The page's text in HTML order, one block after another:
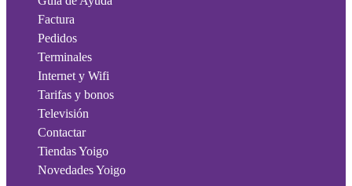
Factura
Pedidos
Terminales
Internet y Wifi
Tarifas y bonos
Televisión
Contactar
Tiendas Yoigo
Novedades Yoigo